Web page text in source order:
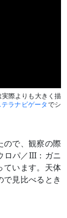
際よりも大きく描
テラナビゲータでシ
ので、観察の際
ロパ／III：ガニ
ています。天体
見比べるとき